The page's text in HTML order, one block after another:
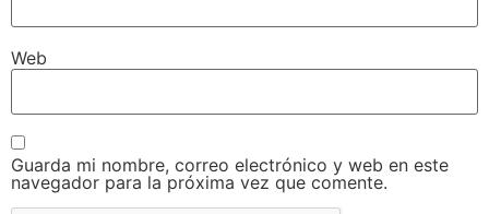
Web
Guarda mi nombre, correo electrónico y web en este
navegador para la próxima vez que comente.